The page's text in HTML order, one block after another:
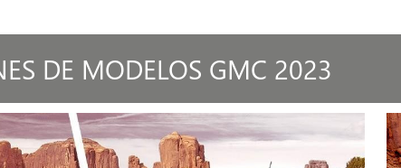
DE MODELOS GMC 2023